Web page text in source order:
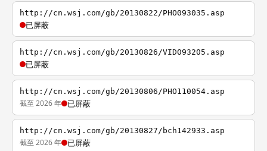
http://cn.wsj.com/gb/20130822/PHO093035.asp
已屏蔽
http://cn.wsj.com/gb/20130826/VID093205.asp
已屏蔽
http://cn.wsj.com/gb/20130806/PHO110054.asp
截至 2026 年 已屏蔽
http://cn.wsj.com/gb/20130827/bch142933.asp
截至 2026 年 已屏蔽